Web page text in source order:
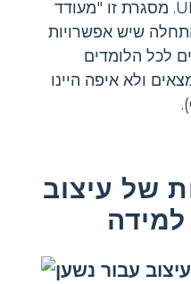
CAST פתח את הנחיות UDL. מסגרת זו "מעודד
שיש אפשרויות
לכל הלומדים
ולא איפה היינו
של עיצוב
למידה